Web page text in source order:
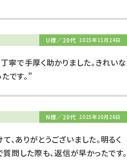
U様／20代 2025年11月24日
寧で手厚く助かりました。きれいな
です。"
N様／20代 2025年10月26日
ありがとうございました。明るく
問した際も、返信が早かったです。